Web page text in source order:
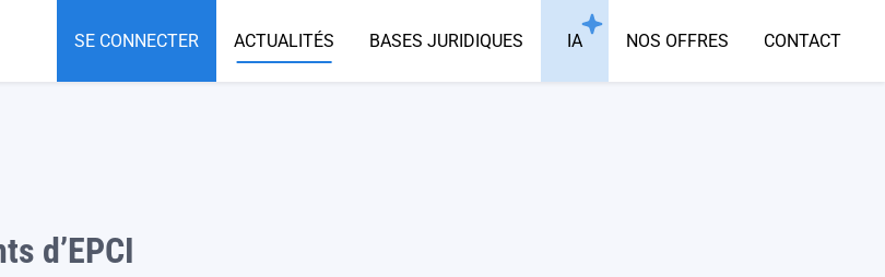
SE CONNECTER ACTUALITÉS BASES JURIDIQUES IA NOS OFFRES CONTACT
d’EPCI